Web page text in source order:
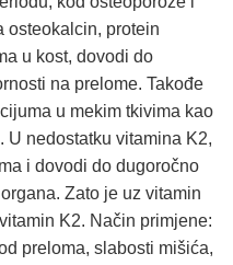
osteokalcin, protein
u kost, dovodi do
na prelome. Takođe
u mekim tkivima kao
U nedostatku vitamina K2,
i dovodi do dugoročno
Zato je uz vitamin
K2. Način primjene:
preloma, slabosti mišića,